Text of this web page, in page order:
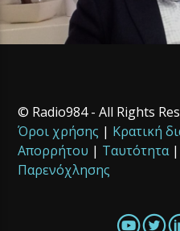
© Radio984 - All Rights
Όροι χρήσης | Κρατική
Απορρήτου | Ταυτότητα|
Παρενόχλησης